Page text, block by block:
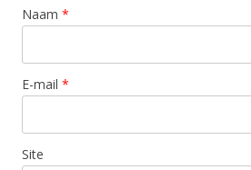
Naam *
E-mail *
Site